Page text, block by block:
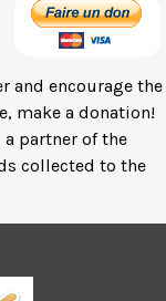
and encourage the
make a donation!
partner of the
collected to the